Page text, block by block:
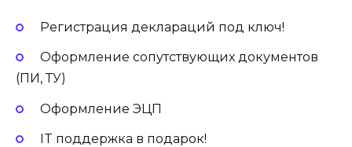
Регистрация деклараций под ключ!
Оформление сопутствующих документов
(ПИ, ТУ)
Оформление ЭЦП
IT поддержка в подарок!